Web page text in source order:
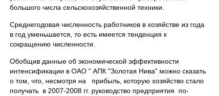
большого числа сельскохозяйственной техники.
Среднегодовая численность работников в хозяйстве из года
в год уменьшается, то есть имеется тенденция к
сокращению численности.
Обобщив данные об экономической эффективности
интенсификации в ОАО " АПК "Золотая Нива" можно сказать
о том, что, несмотря на прибыль, которую хозяйство стало
получать в 2007-2008 гг. руководство предприятия по-